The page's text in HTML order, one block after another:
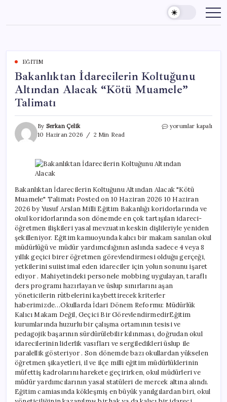
content
EĞITIM
Bakanlıktan İdarecilerin Koltuğunu
Altından Alacak “Kötü Muamele”
Talimatı
By Serkan Çelik
10 Haziran 2026
2 Min Read
Bakanlıktan
Alacak
“Kötü
Talimatı
için
yorumlar kapalı
Bakanlıktan İdarecilerin Koltuğunu Altından Alacak "Kötü
Muamele" Talimatı Posted on 10 Haziran 2026 10 Haziran
2026 by Yusuf Arslan Milli Eğitim Bakanlığı koridorlarında ve
okul koridorlarında son dönemde en çok tartışılan idareci-
öğretmen ilişkileri yasal mevzuatın keskin dişlileriyle yeniden
şekilleniyor. Eğitim kamuoyunda kalıcı bir makam sanılan okul
müdürlüğü ve müdür yardımcılığının aslında sadece 4 veya 8
yıllık geçici birer öğretmen görevlendirmesi olduğu gerçeği,
yetkilerini suiistimal eden idareciler için yolun sonunu işaret
ediyor . Mahiyetindeki personele mobbing uygulayan, taraflı
ders programı hazırlayan ve üslup sınırlarını aşan
yöneticilerin rütbelerini kaybettirecek kriterler
haberimizde…Okullarda İdari Dönem Reformu: Müdürlük
Kalıcı Makam Değil, Geçici Bir GörevlendirmedirEğitim
kurumlarında huzurlu bir çalışma ortamının tesisi ve
pedagojik başarının sürdürülebilir kılınması, doğrudan okul
idarecilerinin liderlik vasıfları ve sergiledikleri üslup ile
paralellik gösteriyor . Son dönemde bazı okullardan yükselen
öğretmen şikayetleri, il ve ilçe milli eğitim müdürlüklerinin
müfettiş kadrolarını harekete geçirirken, okul müdürleri ve
müdür yardımcılarının yasal statüleri de mercek altına alındı.
Eğitim camiasında kökleşmiş en büyük yanılgılardan biri, okul